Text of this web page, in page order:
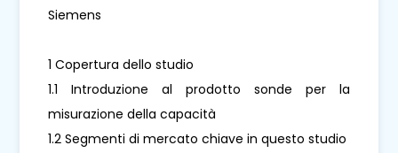
Siemens
1 Copertura dello studio
1.1 Introduzione al prodotto sonde per la
misurazione della capacità
1.2 Segmenti di mercato chiave in questo studio